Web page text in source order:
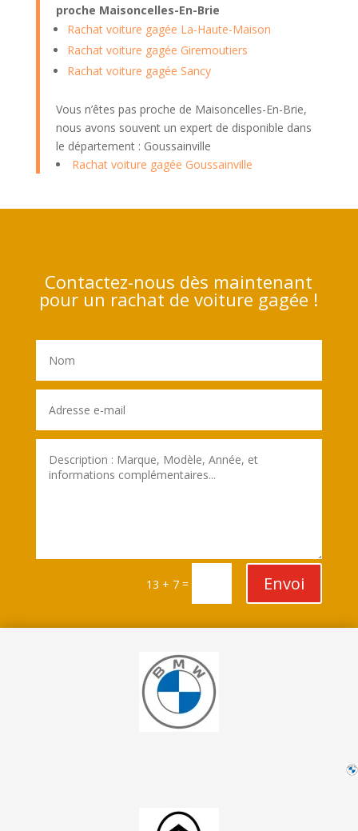
proche Maisoncelles-En-Brie
Rachat voiture gagée La-Haute-Maison
Rachat voiture gagée Giremoutiers
Rachat voiture gagée Sancy
Vous n’êtes pas proche de Maisoncelles-En-Brie,
nous avons souvent un expert de disponible dans
le département : Goussainville
Rachat voiture gagée Goussainville
Contactez-nous dès maintenant
pour un rachat de voiture gagée !
13 + 7 = Envoi